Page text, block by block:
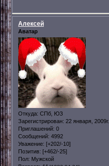
Алексей
Аватар
Откуда: СПб, ЮЗ
Зарегистрирован: 22 января, 2009г.
Приглашений: 0
Сообщений: 4992
Уважение: [+202/-10]
Позитив: [+462/-25]
Пол: Мужской